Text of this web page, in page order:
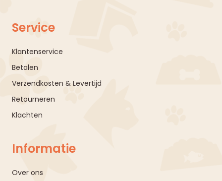
Service
Klantenservice
Betalen
Verzendkosten & Levertijd
Retourneren
Klachten
Informatie
Over ons